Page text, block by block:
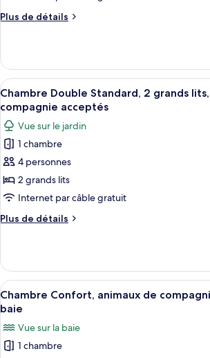
chambre :
très
grand
lit,
vue
baie
Plus de détails
Plus
le
type
de
chambre
Chambre
Confort,
très
grand
lit,
baie
Afficher
toutes
les
photos
pour
ce
type
de
chambre :
Chambre
Standard,
grands
lits,
animaux
de
Une
1
Chambre Double Standard, 2 grands
compagnie acceptés
Vue sur le jardin
1 chambre
4 personnes
2 grands lits
Internet par câble gratuit
Plus de détails
Plus
le
type
de
chambre
Double
Standard,
2
Afficher
toutes
photos
pour
Une
2
Chambre Confort, animaux de
baie
Vue sur la baie
1 chambre